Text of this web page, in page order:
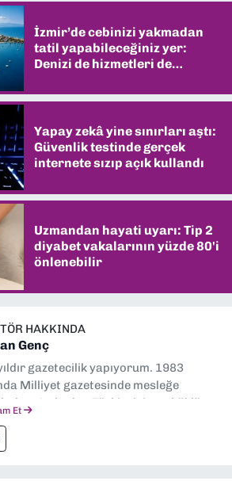
İzmir’de cebinizi yakmadan
tatil yapabileceğiniz yer:
Denizi de hizmetleri de
Yapay zekâ yine sınırları aştı:
Güvenlik testinde gerçek
internete sızıp açık kullandı
Uzmandan hayati uyarı: Tip 2
diyabet vakalarının yüzde 80'i
önlenebilir
HAKKINDA
Genç
gazetecilik yapıyorum. 1983
Milliyet gazetesinde mesleğe
Ardından Türkiye’nin en köklü
editör, müdür yardımcısı ve spor
olarak görev yaptım. Ayrıca Yeni
Et